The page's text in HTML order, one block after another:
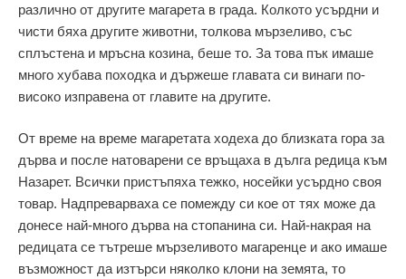
различно от другите магарета в града. Колкото усърдни и
чисти бяха другите животни, толкова мързеливо, със
сплъстена и мръсна козина, беше то. За това пък имаше
много хубава походка и държеше главата си винаги по-
високо изправена от главите на другите.
От време на време магаретата ходеха до близката гора за
дърва и после натоварени се връщаха в дълга редица към
Назарет. Всички пристъпяха тежко, носейки усърдно своя
товар. Надпреварваха се помежду си кое от тях може да
донесе най-много дърва на стопанина си. Най-накрая на
редицата се тътреше мързеливото магаренце и ако имаше
възможност да изтърси няколко клони на земята, то